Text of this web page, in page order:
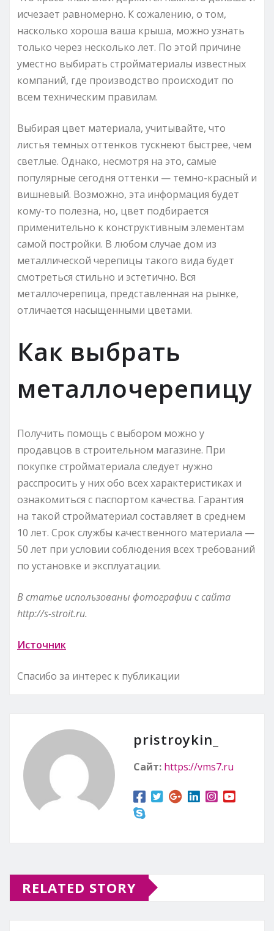
исчезает равномерно. К сожалению, о том,
насколько хороша ваша крыша, можно узнать
только через несколько лет. По этой причине
уместно выбирать стройматериалы известных
компаний, где производство происходит по
всем техническим правилам.
Выбирая цвет материала, учитывайте, что
листья темных оттенков тускнеют быстрее, чем
светлые. Однако, несмотря на это, самые
популярные сегодня оттенки — темно-красный и
вишневый. Возможно, эта информация будет
кому-то полезна, но, цвет подбирается
применительно к конструктивным элементам
самой постройки. В любом случае дом из
металлической черепицы такого вида будет
смотреться стильно и эстетично. Вся
металлочерепица, представленная на рынке,
отличается насыщенными цветами.
Как выбрать
металлочерепицу
Получить помощь с выбором можно у
продавцов в строительном магазине. При
покупке стройматериала следует нужно
расспросить у них обо всех характеристиках и
ознакомиться с паспортом качества. Гарантия
на такой стройматериал составляет в среднем
10 лет. Срок службы качественного материала —
50 лет при условии соблюдения всех требований
по установке и эксплуатации.
В статье использованы фотографии с сайта
http://s-stroit.ru.
Источник
Спасибо за интерес к публикации
pristroykin_
Сайт: https://vms7.ru
RELATED STORY